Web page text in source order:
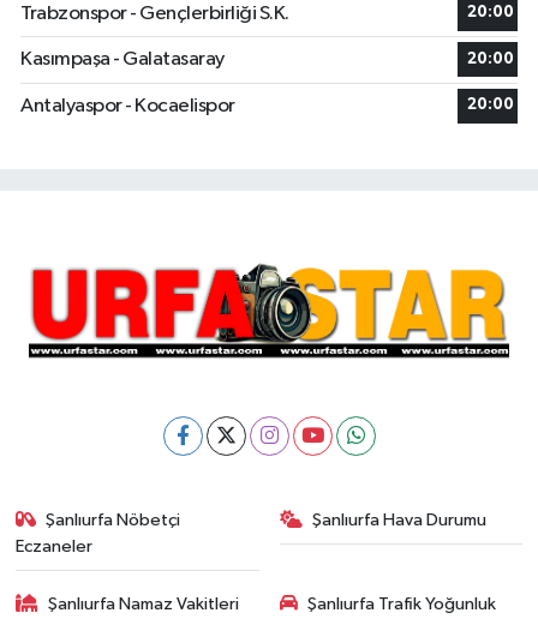
Trabzonspor - Gençlerbirliği S.K. 20:00
Kasımpaşa - Galatasaray 20:00
Antalyaspor - Kocaelispor 20:00
Şanlıurfa Nöbetçi
Eczaneler
Şanlıurfa Hava Durumu
Şanlıurfa Namaz Vakitleri Şanlıurfa Trafik Yoğunluk